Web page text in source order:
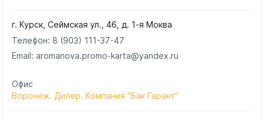
г. Курск, Сеймская ул., 46, д. 1-я Моква
Телефон: 8 (903) 111-37-47
Email: aromanova.promo-karta@yandex.ru
Офис
Воронеж. Дилер. Компания "Бак Гарант"